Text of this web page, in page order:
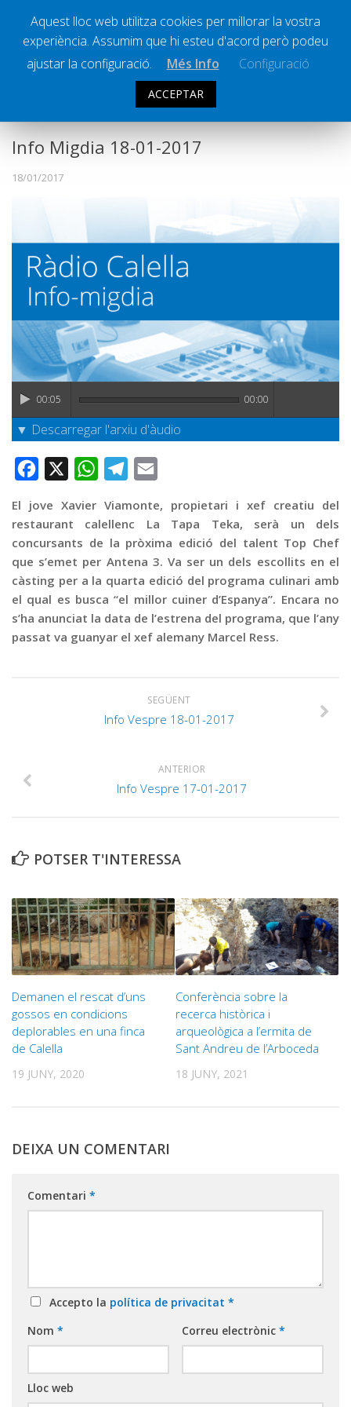
Societat
Successos
La Banqueta
Transmissions Esportives
Pòdcasts
Vídeos
Graella
Publicitat
Ràdio Calella Televisió
Info Migdia 18-01-2017
18/01/2017
00:05 00:00
▼ Descarregar l'arxiu d'àudio
Facebook WhatsAppTelegram
El jove Xavier Viamonte, propietari i xef creatiu del
restaurant calellenc La Tapa Teka, serà un dels
concursants de la pròxima edició del talent Top Chef
que s’emet per Antena 3. Va ser un dels escollits en el
càsting per a la quarta edició del programa culinari amb
el qual es busca “el millor cuiner d’Espanya”. Encara no
s’ha anunciat la data de l’estrena del programa, que l’any
passat va guanyar el xef alemany Marcel Ress.
SEGÜENT
Info Vespre 18-01-2017
ANTERIOR
Info Vespre 17-01-2017
POTSER T'INTERESSA
Demanen el rescat d’uns
gossos en condicions
deplorables en una finca
de Calella
19 JUNY, 2020
Conferència sobre la
recerca històrica i
arqueològica a l’ermita de
Sant Andreu de l’Arboceda
18 JUNY, 2021
DEIXA UN COMENTARI
Comentari *
Accepto la política de privacitat *
Nom * Correu electrònic *
Lloc web
Aquest lloc web utilitza cookies per millorar la vostra
experiència. Assumim que hi esteu d'acord però podeu
ajustar la configuració.
Més Info Configuració
ACCEPTAR